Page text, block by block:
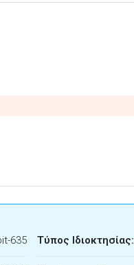
635 Τύπος Ιδιοκτησίας: